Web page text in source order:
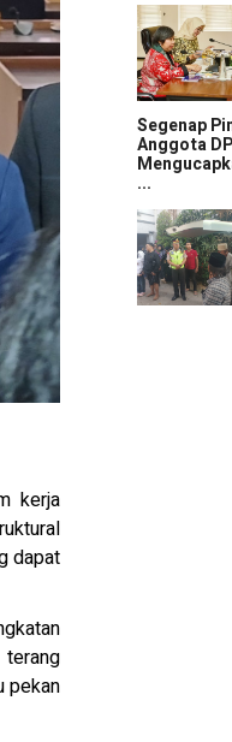
kerja
dapat
pekan
Segenap
Anggota
...